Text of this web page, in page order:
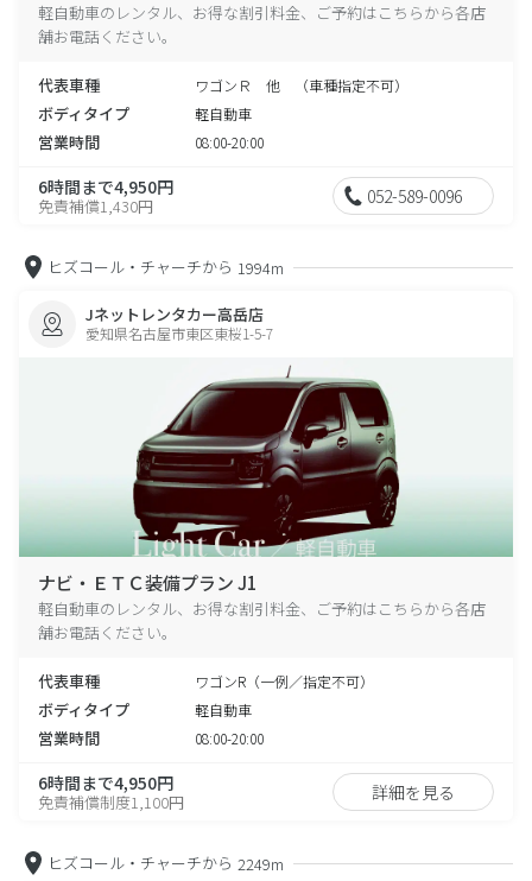
軽自動車のレンタル、お得な割引料金、ご予約はこちらから各店
舗お電話ください。
代表車種 ワゴンＲ 他 （車種指定不可）
ボディタイプ 軽自動車
営業時間 08:00-20:00
6時間まで4,950円
免責補償1,430円 052-589-0096
ヒズコール・チャーチから 1994m
Jネットレンタカー高岳店
愛知県名古屋市東区東桜1-5-7
ナビ・ＥＴＣ装備プラン J1
軽自動車のレンタル、お得な割引料金、ご予約はこちらから各店
舗お電話ください。
代表車種 ワゴンR（一例／指定不可）
ボディタイプ 軽自動車
営業時間 08:00-20:00
6時間まで4,950円
免責補償制度1,100円 詳細を見る
ヒズコール・チャーチから 2249m